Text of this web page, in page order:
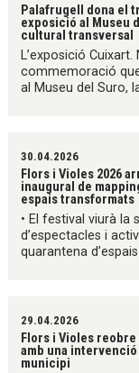
Palafrugell dona el
exposició al Museu
cultural transversal
L’exposició
commemoració
al Museu del Suro,
30.04.2026
Flors i Violes 2026
inaugural de
espais transformats
• El festival viurà la
d’espectacles i
quarantena
29.04.2026
Flors i Violes
amb una
municipi